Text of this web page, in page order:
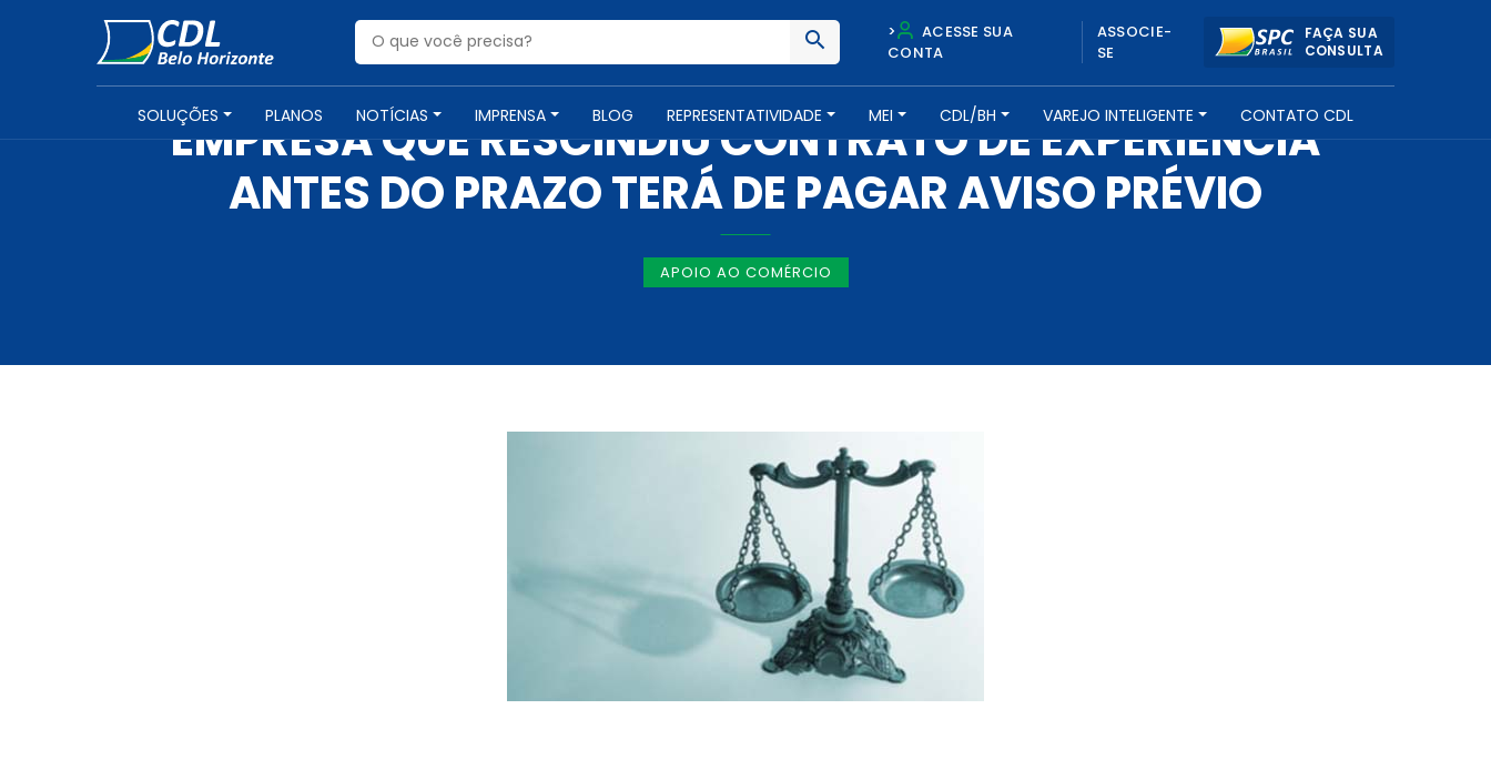
>
ACESSE SUA
CONTA
ASSOCIE-
SE
FAÇA SUA
CONSULTA
SOLUÇÕES PLANOS NOTÍCIAS IMPRENSA BLOG REPRESENTATIVIDADE MEI CDL/BH VAREJO INTELIGENTE CONTATO CDL
NOTÍCIAS -10 DE DEZEMBRO DE 2013
EMPRESA QUE RESCINDIU CONTRATO DE EXPERIÊNCIA
ANTES DO PRAZO TERÁ DE PAGAR AVISO PRÉVIO
APOIO AO COMÉRCIO